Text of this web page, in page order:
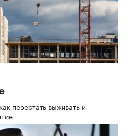
перестать выживать и